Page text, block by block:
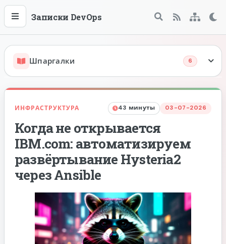
МенюЗаписки DevOps ПоискRSS Sitemap
Шпаргалки 6
GIT
Docker
Dockerfile
Docker Compose
Docker Swarm
ИНФРАСТРУКТУРА 43 минуты 03-07-2026
Когда не открывается
IBM.com: автоматизируем
развёртывание Hysteria2
через Ansible